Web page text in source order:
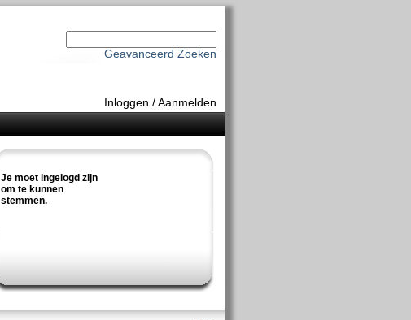
Geavanceerd Zoeken
Inloggen /Aanmelden
Je moet ingelogd zijn
om te kunnen
stemmen.